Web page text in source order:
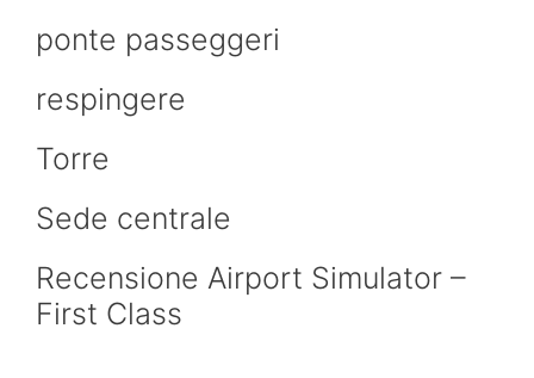
ponte passeggeri
respingere
Torre
Sede centrale
Recensione Airport Simulator –
First Class